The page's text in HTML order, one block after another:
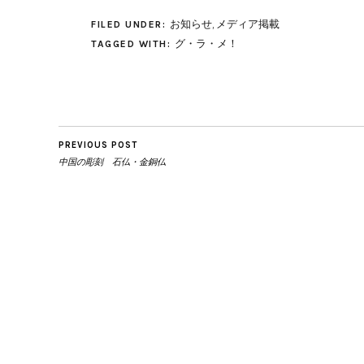
FILED UNDER: お知らせ, メディア掲載
TAGGED WITH: グ・ラ・メ！
PREVIOUS POST
中国の彫刻 石仏・金銅仏